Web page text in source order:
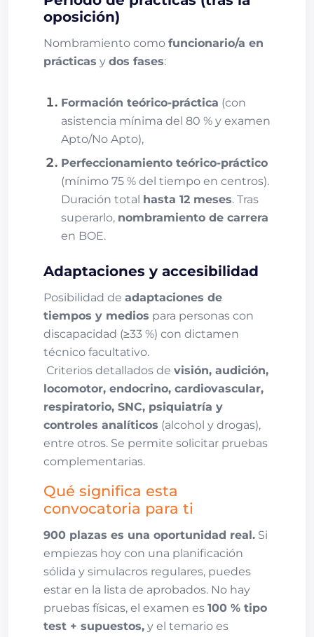
oposición)
Nombramiento como funcionario/a en
prácticas y dos fases:
Formación teórico-práctica (con
asistencia mínima del 80 % y examen
Apto/No Apto),
Perfeccionamiento teórico-práctico
(mínimo 75 % del tiempo en centros).
Duración total hasta 12 meses. Tras
superarlo, nombramiento de carrera
en BOE.
Adaptaciones y accesibilidad
Posibilidad de adaptaciones de
tiempos y medios para personas con
discapacidad (≥33 %) con dictamen
técnico facultativo.
Criterios detallados de visión, audición,
locomotor, endocrino, cardiovascular,
respiratorio, SNC, psiquiatría y
controles analíticos (alcohol y drogas),
entre otros. Se permite solicitar pruebas
complementarias.
Qué significa esta
convocatoria para ti
900 plazas es una oportunidad real. Si
empiezas hoy con una planificación
sólida y simulacros regulares, puedes
estar en la lista de aprobados. No hay
pruebas físicas, el examen es 100 % tipo
test + supuestos, y el temario es